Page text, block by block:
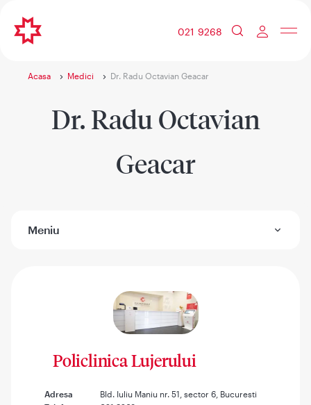
021 9268
Acasa Medici Dr. Radu Octavian Geacar
Dr. Radu Octavian
Geacar
Meniu
Policlinica Lujerului
Adresa
Bld. Iuliu Maniu nr. 51, sector 6, Bucuresti